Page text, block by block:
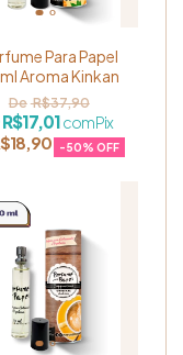
Para Papel
Aroma Kinkan
-50% OFF
R$37,90
R$17,01comPix